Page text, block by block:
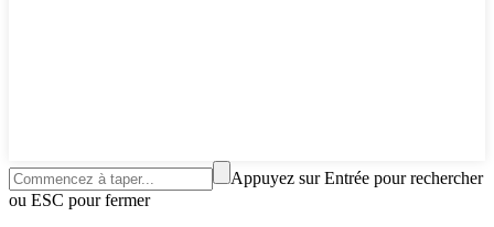
Appuyez sur Entrée pour rechercher
ou ESC pour fermer